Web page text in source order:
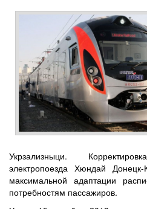
Укрзализныци.
электропоезда Хюндай
максимальной адаптации
потребностям пассажиров.